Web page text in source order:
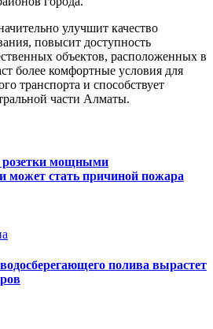
улучшит качество
повысит доступность
объектов, расположенных в
более комфортные условия для
транспорта и способствует
части Алматы.
розетки мощными
может стать причиной пожара
полива вырастет